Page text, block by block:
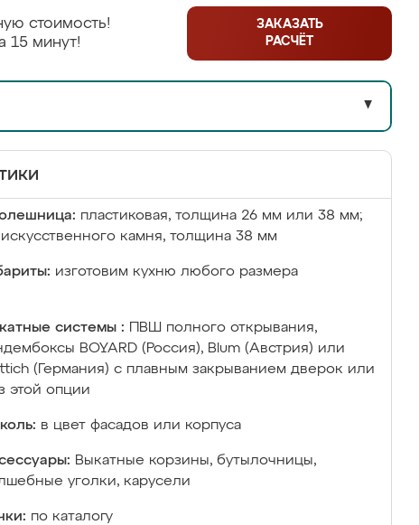
стоимость!
15 минут!
ЗАКАЗАТЬ
РАСЧЁТ
▼
пластиковая, толщина 26 мм или 38 мм;
камня, толщина 38 мм
изготовим кухню любого размера
системы :
ПВШ полного открывания,
BOYARD (Россия), Blum (Австрия) или
(Германия) с плавным закрыванием дверок или
этой опции
в цвет фасадов или корпуса
Выкатные корзины, бутылочницы,
уголки, карусели
по каталогу